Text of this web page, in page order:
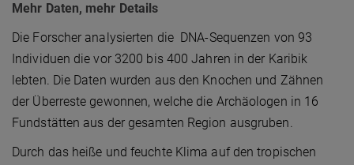
Mehr Daten, mehr Details
Die Forscher analysierten die DNA-Sequenzen von 93
Individuen die vor 3200 bis 400 Jahren in der Karibik
lebten. Die Daten wurden aus den Knochen und Zähnen
der Überreste gewonnen, welche die Archäologen in 16
Fundstätten aus der gesamten Region ausgruben.
Durch das heiße und feuchte Klima auf den tropischen